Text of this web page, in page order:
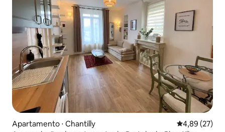
Apartamento ⋅ Chantilly 4,89 de uma
4,89 (27)